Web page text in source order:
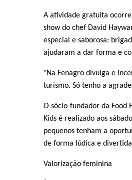
A atividade gratuita
show do chef David
especial e saborosa:
ajudaram a dar forma e
"Na Fenagro divulga e
turismo. Só tenho a
O sócio-fundador da Food
Kids é realizado aos
pequenos tenham a
de forma lúdica e
Valorização feminina